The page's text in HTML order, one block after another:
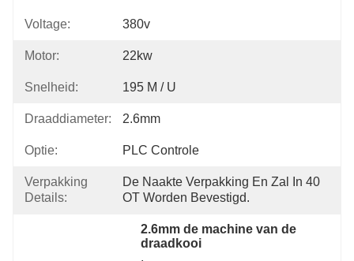
Voltage: 380v
Motor: 22kw
Snelheid: 195 M / U
Draaddiameter: 2.6mm
Optie: PLC Controle
Verpakking
Details:
De Naakte Verpakking En Zal In 40
OT Worden Bevestigd.
2.6mm de machine van de
draadkooi
,